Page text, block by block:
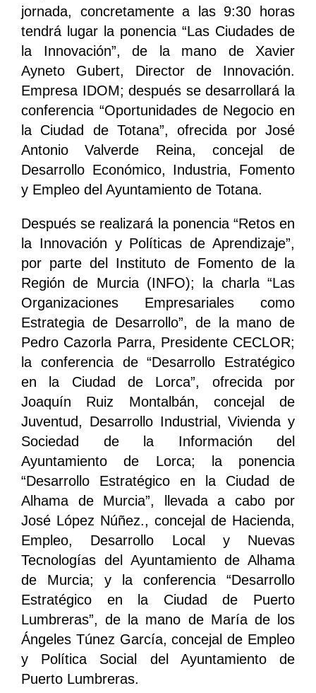
jornada, concretamente a las 9:30 horas
tendrá lugar la ponencia “Las Ciudades de
la Innovación”, de la mano de Xavier
Ayneto Gubert, Director de Innovación.
Empresa IDOM; después se desarrollará la
conferencia “Oportunidades de Negocio en
la Ciudad de Totana”, ofrecida por José
Antonio Valverde Reina, concejal de
Desarrollo Económico, Industria, Fomento
y Empleo del Ayuntamiento de Totana.
Después se realizará la ponencia “Retos en
la Innovación y Políticas de Aprendizaje”,
por parte del Instituto de Fomento de la
Región de Murcia (INFO); la charla “Las
Organizaciones Empresariales como
Estrategia de Desarrollo”, de la mano de
Pedro Cazorla Parra, Presidente CECLOR;
la conferencia de “Desarrollo Estratégico
en la Ciudad de Lorca”, ofrecida por
Joaquín Ruiz Montalbán, concejal de
Juventud, Desarrollo Industrial, Vivienda y
Sociedad de la Información del
Ayuntamiento de Lorca; la ponencia
“Desarrollo Estratégico en la Ciudad de
Alhama de Murcia”, llevada a cabo por
José López Núñez., concejal de Hacienda,
Empleo, Desarrollo Local y Nuevas
Tecnologías del Ayuntamiento de Alhama
de Murcia; y la conferencia “Desarrollo
Estratégico en la Ciudad de Puerto
Lumbreras”, de la mano de María de los
Ángeles Túnez García, concejal de Empleo
y Política Social del Ayuntamiento de
Puerto Lumbreras.